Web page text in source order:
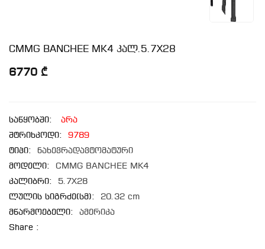
CMMG BANCHEE MK4 კალ.5.7X28
6770 ₾
საწყობში:
არა
შტრიხკოდი:
9789
ტიპი:
ნახევრადავტომატური
მოდელი:
CMMG BANCHEE MK4
კალიბრი:
5.7X28
ლულის სიგრძე(სმ):
20.32 cm
მწარმოებელი:
ამერიკა
Share :